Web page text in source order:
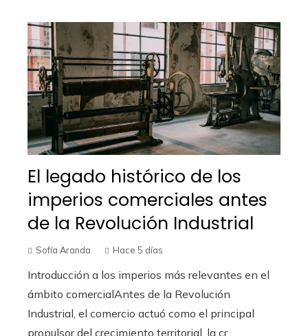
El legado histórico de los
imperios comerciales antes
de la Revolución Industrial
Sofía Aranda Hace 5 días
Introducción a los imperios más relevantes en el
ámbito comercialAntes de la Revolución
Industrial, el comercio actuó como el principal
propulsor del crecimiento territorial, la cr...